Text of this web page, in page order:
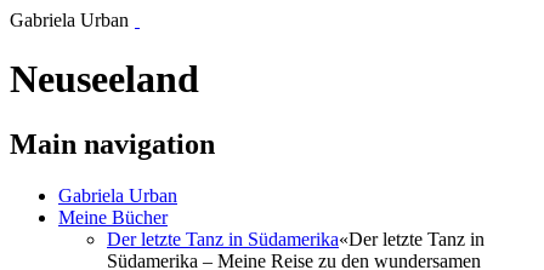
Gabriela Urban
Neuseeland
Main navigation
Gabriela Urban
Meine Bücher
Der letzte Tanz in Südamerika«Der letzte Tanz in
Südamerika – Meine Reise zu den wundersamen